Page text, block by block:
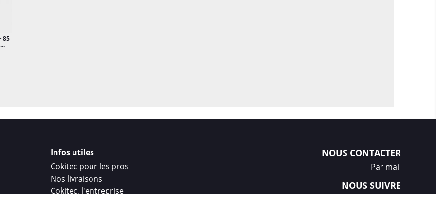
85
Infos utiles
Cokitec pour les pros
Nos livraisons
Cokitec, l'entreprise
NOUS CONTACTER
Par mail
NOUS SUIVRE